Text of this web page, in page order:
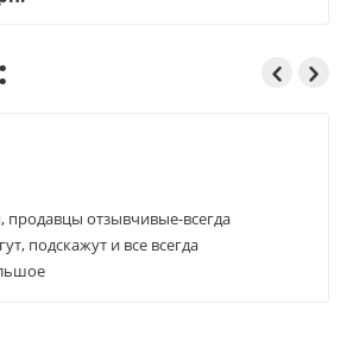
отзывчивые-всегда
подскажут и все всегда